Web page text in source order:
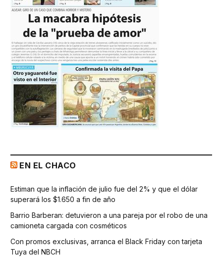
EN EL CHACO
Estiman que la inflación de julio fue del 2% y que el dólar
superará los $1.650 a fin de año
Barrio Barberan: detuvieron a una pareja por el robo de una
camioneta cargada con cosméticos
Con promos exclusivas, arranca el Black Friday con tarjeta
Tuya del NBCH